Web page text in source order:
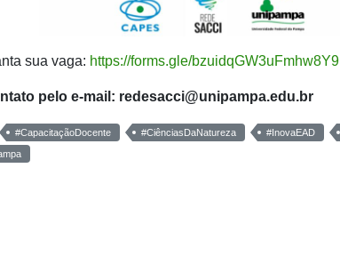
sua vaga: https://forms.gle/bzuidqGW3uFmhw8Y9
pelo e-mail: redesacci@unipampa.edu.br
#CapacitaçãoDocente #CiênciasDaNatureza #InovaEAD